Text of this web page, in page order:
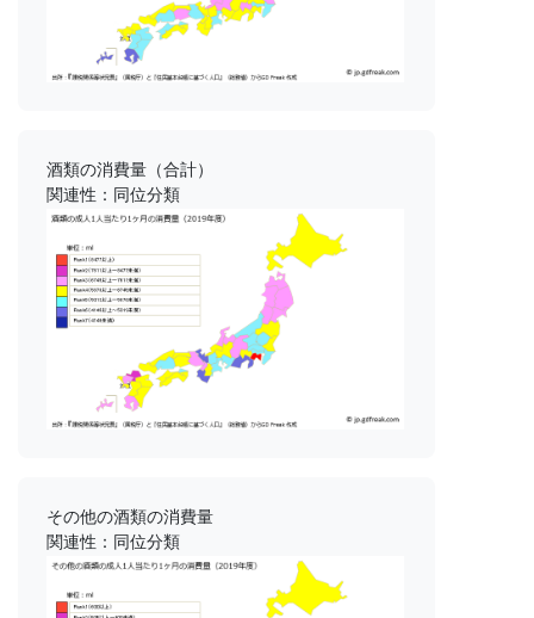
酒類の消費量（合計）
関連性：同位分類
その他の酒類の消費量
関連性：同位分類